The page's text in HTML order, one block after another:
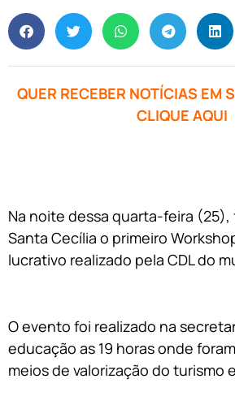
QUER RECEBER NOTÍCIAS EM
CLIQUE AQUI
Na noite dessa quarta-feira (25),
Santa Cecília o primeiro
lucrativo realizado pela CDL do
O evento foi realizado na
educação as 19 horas onde
meios de valorização do turismo